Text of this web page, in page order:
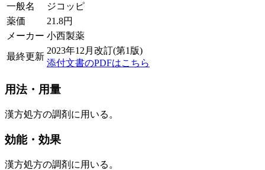
一般名
ジコッピ
薬価
21.8円
メーカー 小西製薬
最終更新
2023年12月改訂(第1版)
添付文書のPDFはこちら
用法・用量
漢方処方の調剤に用いる。
効能・効果
漢方処方の調剤に用いる。